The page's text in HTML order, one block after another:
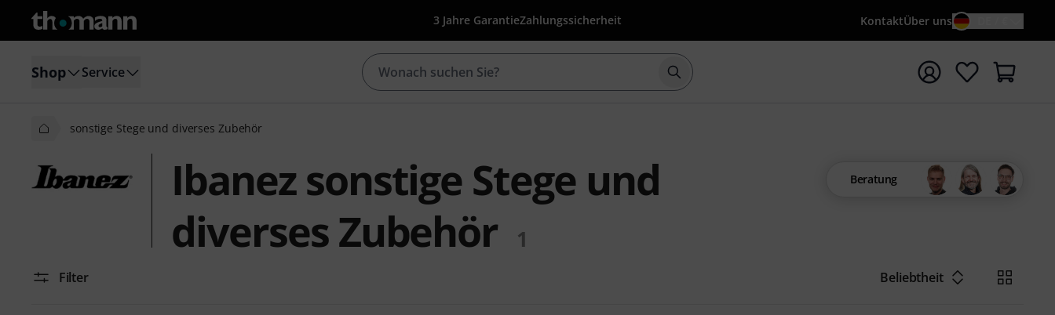
3 Jahre GarantieZahlungssicherheit KontaktÜber uns
Shop Service Suche mit Suchwort {searchTerm} starten
sonstige Stege und diverses Zubehör
Ibanez sonstige Stege und
diverses Zubehör
1
Beratung
Filter Beliebtheit